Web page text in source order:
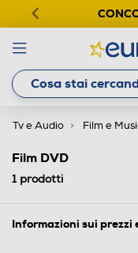
Tv e Audio Film e
Film DVD
1prodotti
Informazioni sui